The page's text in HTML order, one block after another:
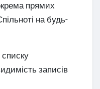
прямих
на будь-
списку
записів